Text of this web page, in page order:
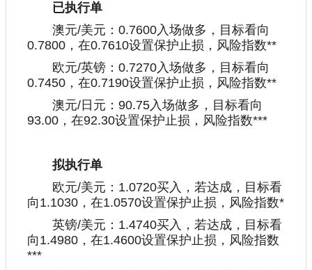
已执行单
澳元/美元：0.7600入场做多，目标看向
0.7800，在0.7610设置保护止损，风险指数**
欧元/英镑：0.7270入场做多，目标看向
0.7450，在0.7190设置保护止损，风险指数**
澳元/日元：90.75入场做多，目标看向
93.00，在92.30设置保护止损，风险指数***
拟执行单
欧元/美元：1.0720买入，若达成，目标看
向1.1030，在1.0570设置保护止损，风险指数*
英镑/美元：1.4740买入，若达成，目标看
向1.4980，在1.4600设置保护止损，风险指数
***